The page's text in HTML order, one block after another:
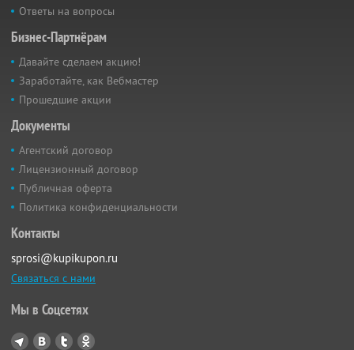
Ответы на вопросы
Бизнес-Партнёрам
Давайте сделаем акцию!
Заработайте, как Вебмастер
Прошедшие акции
Документы
Агентский договор
Лицензионный договор
Публичная оферта
Политика конфиденциальности
Контакты
sprosi@kupikupon.ru
Связаться с нами
Мы в Соцсетях